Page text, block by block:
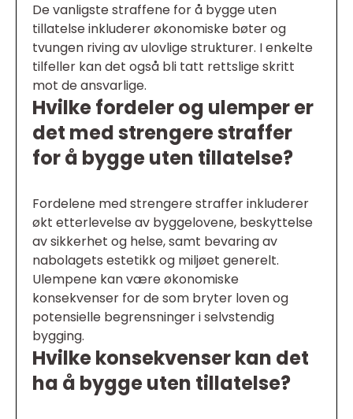
De vanligste straffene for å bygge uten
tillatelse inkluderer økonomiske bøter og
tvungen riving av ulovlige strukturer. I enkelte
tilfeller kan det også bli tatt rettslige skritt
mot de ansvarlige.
Hvilke fordeler og ulemper er
det med strengere straffer
for å bygge uten tillatelse?
Fordelene med strengere straffer inkluderer
økt etterlevelse av byggelovene, beskyttelse
av sikkerhet og helse, samt bevaring av
nabolagets estetikk og miljøet generelt.
Ulempene kan være økonomiske
konsekvenser for de som bryter loven og
potensielle begrensninger i selvstendig
bygging.
Hvilke konsekvenser kan det
ha å bygge uten tillatelse?